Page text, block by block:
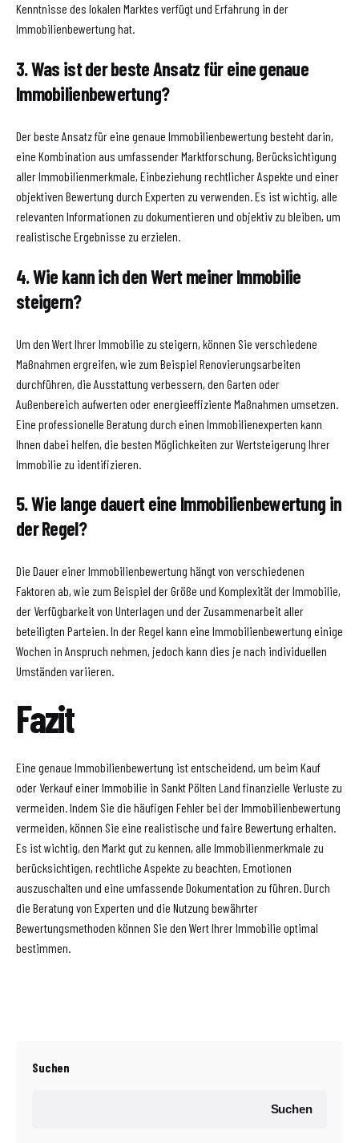
Kenntnisse des lokalen Marktes verfügt und Erfahrung in der
Immobilienbewertung hat.
3. Was ist der beste Ansatz für eine genaue
Immobilienbewertung?
Der beste Ansatz für eine genaue Immobilienbewertung besteht darin,
eine Kombination aus umfassender Marktforschung, Berücksichtigung
aller Immobilienmerkmale, Einbeziehung rechtlicher Aspekte und einer
objektiven Bewertung durch Experten zu verwenden. Es ist wichtig, alle
relevanten Informationen zu dokumentieren und objektiv zu bleiben, um
realistische Ergebnisse zu erzielen.
4. Wie kann ich den Wert meiner Immobilie
steigern?
Um den Wert Ihrer Immobilie zu steigern, können Sie verschiedene
Maßnahmen ergreifen, wie zum Beispiel Renovierungsarbeiten
durchführen, die Ausstattung verbessern, den Garten oder
Außenbereich aufwerten oder energieeffiziente Maßnahmen umsetzen.
Eine professionelle Beratung durch einen Immobilienexperten kann
Ihnen dabei helfen, die besten Möglichkeiten zur Wertsteigerung Ihrer
Immobilie zu identifizieren.
5. Wie lange dauert eine Immobilienbewertung in
der Regel?
Die Dauer einer Immobilienbewertung hängt von verschiedenen
Faktoren ab, wie zum Beispiel der Größe und Komplexität der Immobilie,
der Verfügbarkeit von Unterlagen und der Zusammenarbeit aller
beteiligten Parteien. In der Regel kann eine Immobilienbewertung einige
Wochen in Anspruch nehmen, jedoch kann dies je nach individuellen
Umständen variieren.
Fazit
Eine genaue Immobilienbewertung ist entscheidend, um beim Kauf
oder Verkauf einer Immobilie in Sankt Pölten Land finanzielle Verluste zu
vermeiden. Indem Sie die häufigen Fehler bei der Immobilienbewertung
vermeiden, können Sie eine realistische und faire Bewertung erhalten.
Es ist wichtig, den Markt gut zu kennen, alle Immobilienmerkmale zu
berücksichtigen, rechtliche Aspekte zu beachten, Emotionen
auszuschalten und eine umfassende Dokumentation zu führen. Durch
die Beratung von Experten und die Nutzung bewährter
Bewertungsmethoden können Sie den Wert Ihrer Immobilie optimal
bestimmen.
Suchen
Suchen